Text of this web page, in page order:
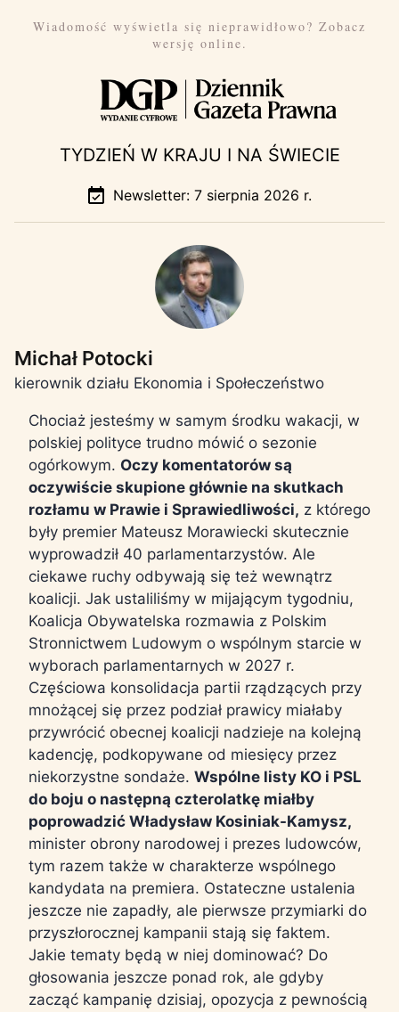
Wiadomość wyświetla się nieprawidłowo? Zobacz
wersję online.
TYDZIEŃ W KRAJU I NA ŚWIECIE
Newsletter: 7 sierpnia 2026 r.
Michał Potocki
kierownik działu Ekonomia i Społeczeństwo
Chociaż jesteśmy w samym środku wakacji, w
polskiej polityce trudno mówić o sezonie
ogórkowym. Oczy komentatorów są
oczywiście skupione głównie na skutkach
rozłamu w Prawie i Sprawiedliwości, z którego
były premier Mateusz Morawiecki skutecznie
wyprowadził 40 parlamentarzystów. Ale
ciekawe ruchy odbywają się też wewnątrz
koalicji. Jak ustaliliśmy w mijającym tygodniu,
Koalicja Obywatelska rozmawia z Polskim
Stronnictwem Ludowym o wspólnym starcie w
wyborach parlamentarnych w 2027 r.
Częściowa konsolidacja partii rządzących przy
mnożącej się przez podział prawicy miałaby
przywrócić obecnej koalicji nadzieje na kolejną
kadencję, podkopywane od miesięcy przez
niekorzystne sondaże. Wspólne listy KO i PSL
do boju o następną czterolatkę miałby
poprowadzić Władysław Kosiniak-Kamysz,
minister obrony narodowej i prezes ludowców,
tym razem także w charakterze wspólnego
kandydata na premiera. Ostateczne ustalenia
jeszcze nie zapadły, ale pierwsze przymiarki do
przyszłorocznej kampanii stają się faktem.
Jakie tematy będą w niej dominować? Do
głosowania jeszcze ponad rok, ale gdyby
zacząć kampanię dzisiaj, opozycja z pewnością